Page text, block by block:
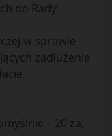
do Rady
w sprawie
zadłużenie
– 20 za,